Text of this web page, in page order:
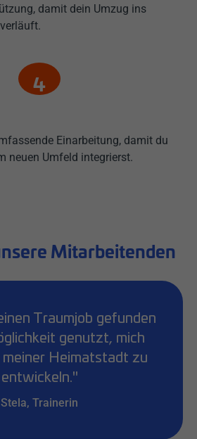
damit dein Umzug ins
Einarbeitung, damit du
neuen Umfeld integrierst.
Mitarbeitenden
Traumjob gefunden
genutzt, mich
meiner Heimatstadt zu
entwickeln."
Stela, Trainerin